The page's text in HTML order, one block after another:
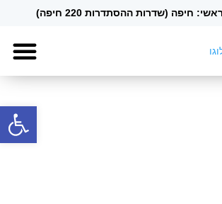
חיפה (שדרות ההסתדרות 220 חיפה)
פתח